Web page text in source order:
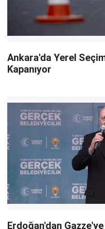
Ankara'da Yerel
Kapanıyor
Erdoğan'dan Gazze'ye